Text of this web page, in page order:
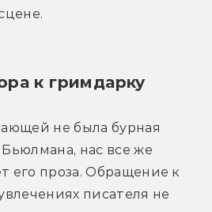
к гримдарку
не была бурная
нас все же
его проза. Обращение к
писателя не